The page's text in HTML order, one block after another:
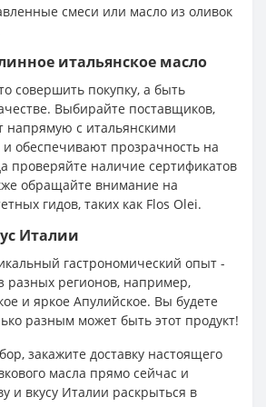
смеси или масло из оливок
итальянское масло
совершить покупку, а быть
Выбирайте поставщиков,
напрямую с итальянскими
обеспечивают прозрачность на
проверяйте наличие сертификатов
обращайте внимание на
гидов, таких как Flos Olei.
Италии
гастрономический опыт -
разных регионов, например,
и яркое Апулийское. Вы будете
разным может быть этот продукт!
закажите доставку настоящего
масла прямо сейчас и
и вкусу Италии раскрыться в